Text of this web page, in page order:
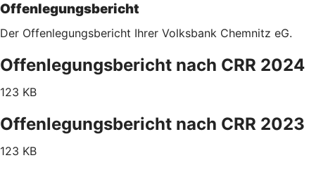
Offenlegungsbericht
Der Offenlegungsbericht Ihrer Volksbank Chemnitz eG.
Offenlegungsbericht nach CRR 2024
123 KB
Offenlegungsbericht nach CRR 2023
123 KB